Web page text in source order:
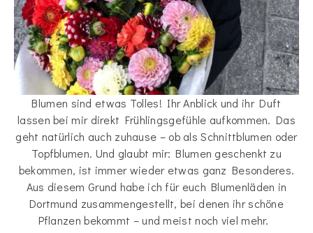
Blumen sind etwas Tolles! Ihr Anblick und ihr Duft
lassen bei mir direkt Frühlingsgefühle aufkommen. Das
geht natürlich auch zuhause – ob als Schnittblumen oder
Topfblumen. Und glaubt mir: Blumen geschenkt zu
bekommen, ist immer wieder etwas ganz Besonderes.
Aus diesem Grund habe ich für euch Blumenläden in
Dortmund zusammengestellt, bei denen ihr schöne
Pflanzen bekommt – und meist noch viel mehr.